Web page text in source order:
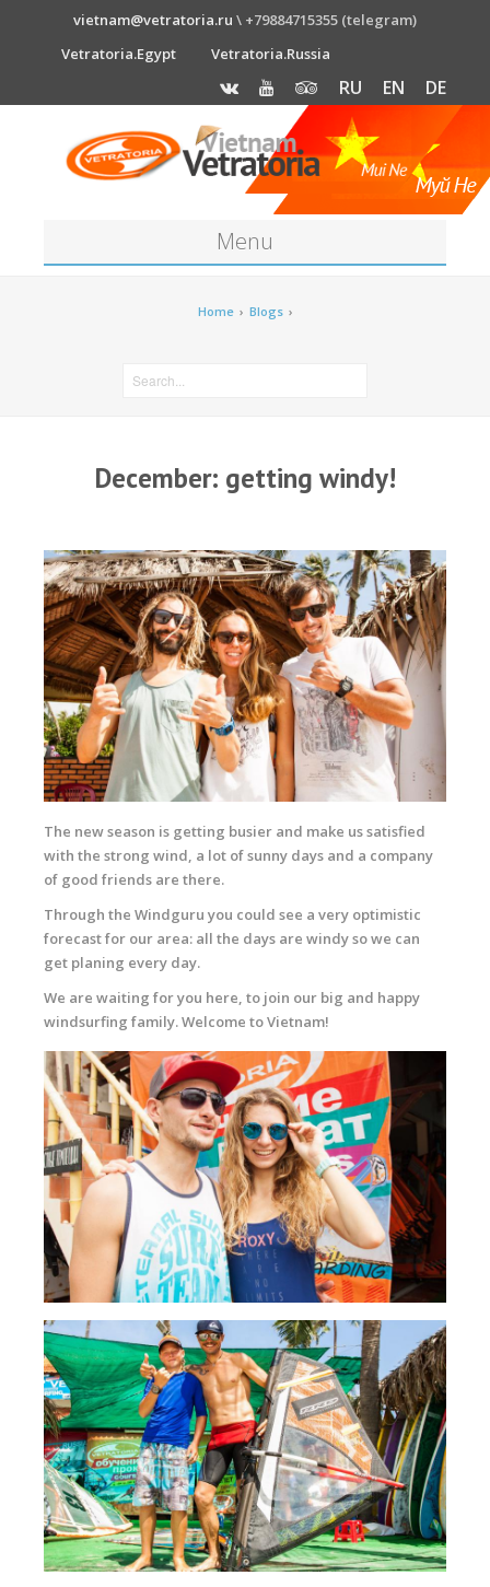
vietnam@vetratoria.ru \ +79884715355 (telegram)
Vetratoria.Egypt
Vetratoria.Russia
RU EN DE
Menu
Home › Blogs ›
December: getting windy!
The new season is getting busier and make us satisfied
with the strong wind, a lot of sunny days and a company
of good friends are there.
Through the Windguru you could see a very optimistic
forecast for our area: all the days are windy so we can
get planing every day.
We are waiting for you here, to join our big and happy
windsurfing family. Welcome to Vietnam!